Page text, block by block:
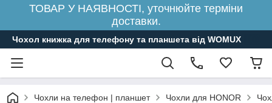
ТОВАР У НАЯВНОСТІ, уточнюйте терміни
доставки.
Чохол книжка для телефону та планшета від WOMUX
Чохли на телефон | планшет Чохли для HONOR